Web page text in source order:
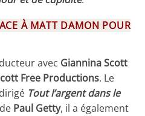
À MATT DAMON POUR
avec Giannina Scott
Free Productions. Le
Tout l’argent dans le
Paul Getty, il a également